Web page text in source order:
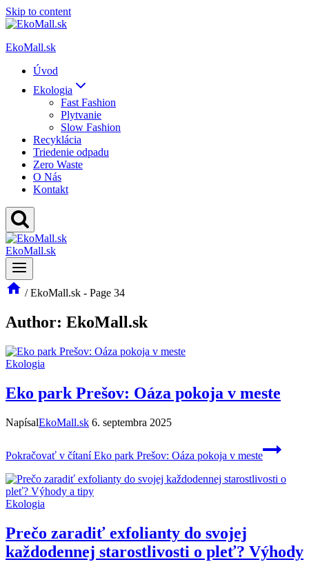
Skip to content
EkoMall.sk
Úvod
Ekologia
Fast Fashion
Plytvanie
Slow Fashion
Recyklácia
Triedenie odpadu
Zero Waste
O Nás
Kontakt
EkoMall.sk
/ EkoMall.sk - Page 34
Author: EkoMall.sk
Ekologia
Eko park Prešov: Oáza pokoja v meste
NapísalEkoMall.sk 6. septembra 2025
Pokračovať v čítaníEko park Prešov: Oáza pokoja v meste
Ekologia
Prečo zaradiť exfolianty do svojej
každodennej starostlivosti o pleť? Výhody